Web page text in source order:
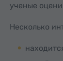
ученые
Несколько